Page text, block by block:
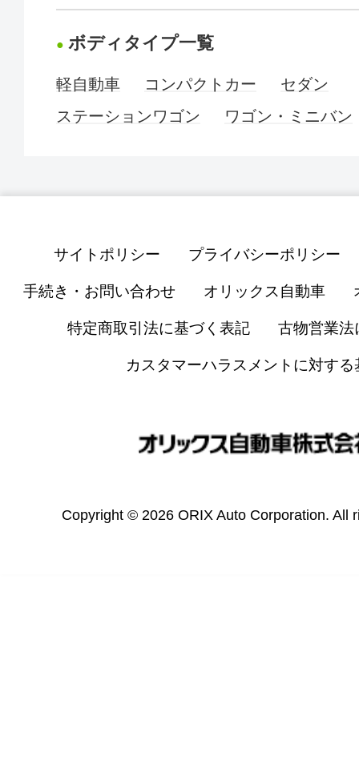
ボディタイプ一覧
軽自動車 コンパクトカー
セダン
ステーションワゴン
ワゴン・ミニバン
サイトポリシー プライバシーポリシー
手続き・お問い合わせ オリックス自動車
特定商取引法に基づく表記 古物営業法
カスタマーハラスメントに対する
Copyright © 2026 ORIX Auto Corporation. All